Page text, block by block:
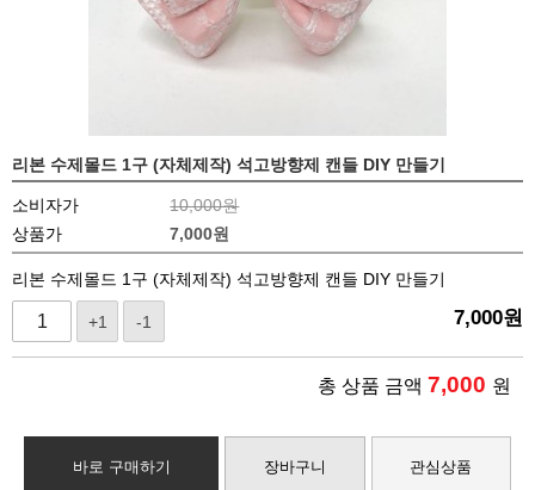
리본 수제몰드 1구 (자체제작) 석고방향제 캔들 DIY 만들기
소비자가
10,000원
상품가
7,000원
리본 수제몰드 1구 (자체제작) 석고방향제 캔들 DIY 만들기
+1 -1 7,000원
총 상품 금액 7,000 원
바로 구매하기 장바구니 관심상품